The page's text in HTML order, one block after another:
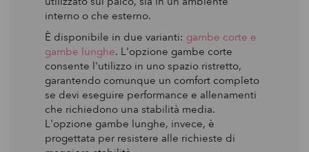
interno o che esterno.
È disponibile in due varianti: gambe corte e
gambe lunghe. L'opzione gambe corte
consente l'utilizzo in uno spazio ristretto,
garantendo comunque un comfort completo
se devi eseguire performance e allenamenti
che richiedono una stabilità media.
L'opzione gambe lunghe, invece, è
progettata per resistere alle richieste di